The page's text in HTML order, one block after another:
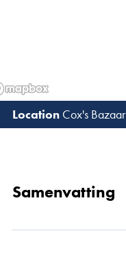
Cox's Bazaar
Samenvatting